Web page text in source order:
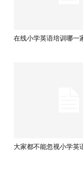
在线小学英语培训哪一
大家都不能忽视小学英